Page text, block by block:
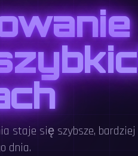
staje się szybsze, bardziej
dnia.